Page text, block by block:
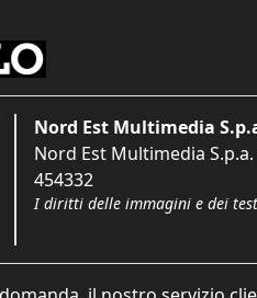
Nord Est Multimedia
Nord Est Multimedia S.p.a.
454332
I diritti delle immagini e dei